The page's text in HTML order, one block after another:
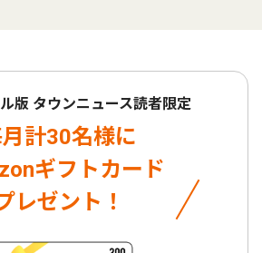
版 タウンニュース読者限定
計30名様に
ギフトカード
レゼント！